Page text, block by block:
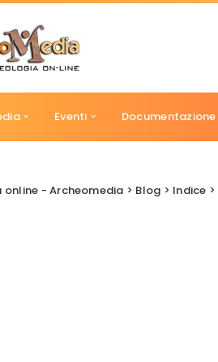
Eventi Documentazione
online - Archeomedia > Blog > Indice >